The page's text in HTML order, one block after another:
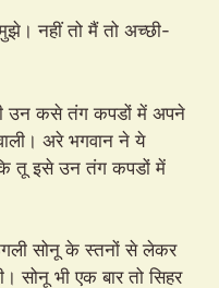
नहीं तो मैं तो अच्छी-
उन कसे तंग कपडों में अपने
अरे भगवान ने ये
तू इसे उन तंग कपडों में
सोनू के स्तनों से लेकर
भी एक बार तो सिहर